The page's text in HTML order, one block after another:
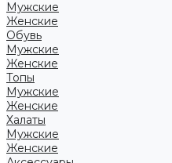
Мужские
Женские
Обувь
Мужские
Женские
Топы
Мужские
Женские
Халаты
Мужские
Женские